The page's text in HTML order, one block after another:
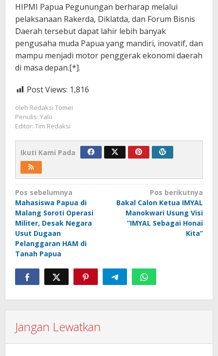
HIPMI Papua Pegunungan berharap melalui
pelaksanaan Rakerda, Diklatda, dan Forum Bisnis
Daerah tersebut dapat lahir lebih banyak
pengusaha muda Papua yang mandiri, inovatif, dan
mampu menjadi motor penggerak ekonomi daerah
di masa depan.[*].
Post Views: 1,816
oleh Redaksi Tomei
Penulis: Yalo
Editor: Tim Redaksi
Ikuti Kami Pada
Navigasi
pos
Pos sebelumnya
Mahasiswa Papua di
Malang Soroti Operasi
Militer, Desak Negara
Usut Dugaan
Pelanggaran HAM di
Tanah Papua
Pos berikutnya
Bakal Calon Ketua IMYAL
Manokwari Usung Visi
“IMYAL Sebagai Honai
Kita”
Jangan Lewatkan